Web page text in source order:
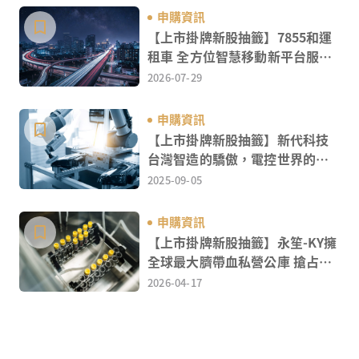
【第一步】想進場股市，第一件事就是「開證券
申購資訊
【上市掛牌新股抽籤】7855和運
租車 全方位智慧移動新平台服務
領航者
2026-07-29
申購資訊
【上市掛牌新股抽籤】新代科技
台灣智造的驕傲，電控世界的關
鍵
2025-09-05
申購資訊
【上市掛牌新股抽籤】永笙-KY擁
全球最大臍帶血私營公庫 搶占細
胞治療大商機
2026-04-17